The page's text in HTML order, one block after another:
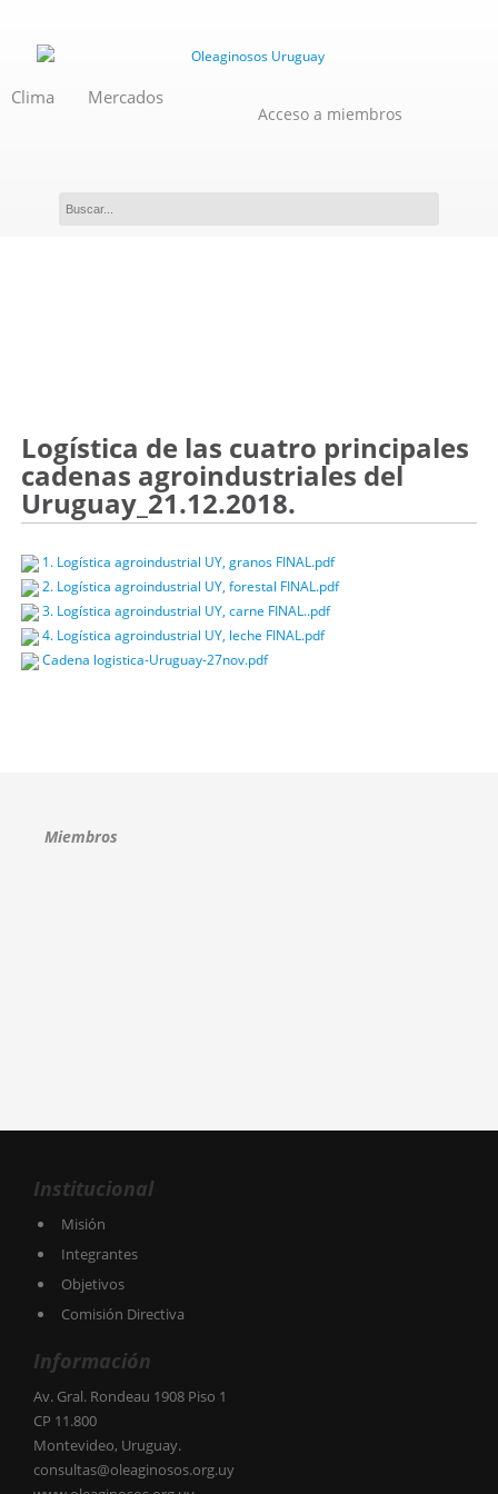
Clima Mercados
Acceso a miembros
Logística de las cuatro principales
cadenas agroindustriales del
Uruguay_21.12.2018.
1. Logística agroindustrial UY, granos FINAL.pdf
2. Logística agroindustrial UY, forestal FINAL.pdf
3. Logística agroindustrial UY, carne FINAL..pdf
4. Logística agroindustrial UY, leche FINAL.pdf
Cadena logistica-Uruguay-27nov.pdf
Miembros
Institucional
Misión
Integrantes
Objetivos
Comisión Directiva
Información
Av. Gral. Rondeau 1908 Piso 1
CP 11.800
Montevideo, Uruguay.
consultas@oleaginosos.org.uy